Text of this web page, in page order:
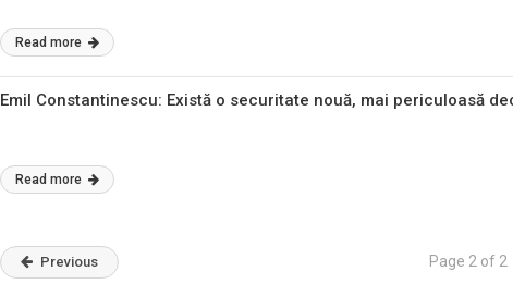
Read more
Emil Constantinescu: Există o securitate nouă, mai periculoasă
Read more
Previous Page 2 of 2